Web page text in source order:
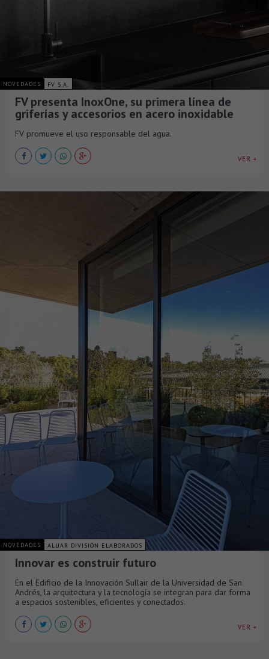
NOVEDADES FV S.A.
FV presenta InoxOne, su primera línea de
griferías y accesorios en acero inoxidable
FV promueve el uso responsable del agua.
VER +
NOVEDADES ALUAR DIVISIÓN ELABORADOS
Innovar es construir futuro
En el Edificio de la Innovación Sullair de la Universidad de San
Andrés, la arquitectura y la tecnología se integran para dar forma
a espacios sostenibles, eficientes y conectados.
VER +